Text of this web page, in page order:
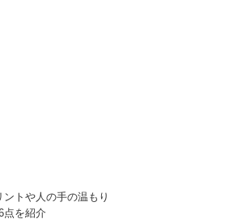
トや人の手の温もり
点を紹介